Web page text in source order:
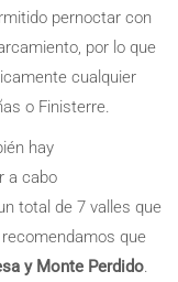
pernoctar con
por lo que
cualquier
o Finisterre.
hay
a cabo
total de 7 valles que
que
y Monte Perdido.